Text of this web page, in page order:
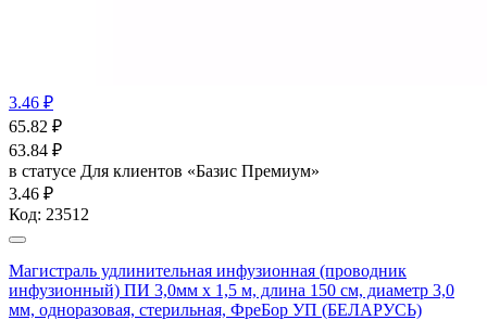
3.46 ₽
65.82 ₽
63.84 ₽
в статусе Для клиентов «Базис Премиум»
3.46 ₽
Код: 23512
Магистраль удлинительная инфузионная (проводник
инфузионный) ПИ 3,0мм х 1,5 м, длина 150 см, диаметр 3,0
мм, одноразовая, стерильная, ФреБор УП (БЕЛАРУСЬ)